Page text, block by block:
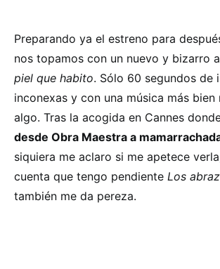
Preparando ya el estreno para
nos topamos con un nuevo y bizarro
piel que habito. Sólo 60 segundos de
inconexas y con una música más
algo. Tras la acogida en Cannes
desde Obra Maestra a
siquiera me aclaro si me apetece
cuenta que tengo pendiente Los
también me da pereza.